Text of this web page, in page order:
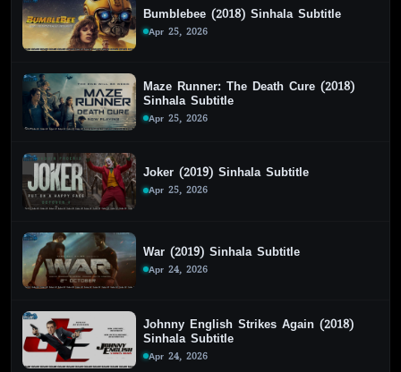
Bumblebee (2018) Sinhala Subtitle
Apr 25, 2026
Maze Runner: The Death Cure (2018)
Sinhala Subtitle
Apr 25, 2026
Joker (2019) Sinhala Subtitle
Apr 25, 2026
War (2019) Sinhala Subtitle
Apr 24, 2026
Johnny English Strikes Again (2018)
Sinhala Subtitle
Apr 24, 2026